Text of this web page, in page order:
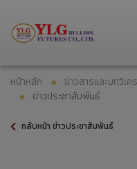
หน้าหลัก ข่าวสารและบทวิเค
ข่าวประชาสัมพันธ์
กลับหน้า ข่าวประชาสัมพันธ์